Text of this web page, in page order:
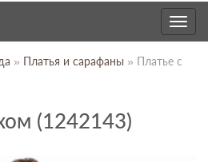
Toggle
» Платья и сарафаны » Платье с
(1242143)